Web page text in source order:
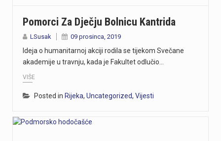
Pomorci Za Dječju Bolnicu Kantrida
LSusak 09 prosinca, 2019
Ideja o humanitarnoj akciji rodila se tijekom Svečane
akademije u travnju, kada je Fakultet odlučio…
VIŠE
Posted in Rijeka, Uncategorized, Vijesti